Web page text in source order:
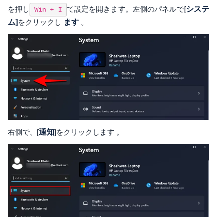
を押し
Win + I て設定を開きます。左側のパネルで[システ
ム] をクリックし ます 。
右側で、[通知]をクリックします 。